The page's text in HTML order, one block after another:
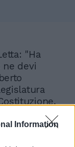
Information
"Ha
ne devi
senatori,